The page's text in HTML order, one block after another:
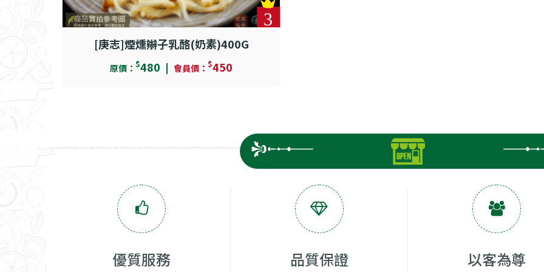
[庚志]煙燻辮子乳酪(奶素)400G
原價： $480 會員價： $450
優質服務 品質保證 以客為尊